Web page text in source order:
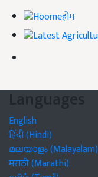
होम
Languages
English
हिंदी (Hindi)
മലയാളം (Malayalam)
मराठी (Marathi)